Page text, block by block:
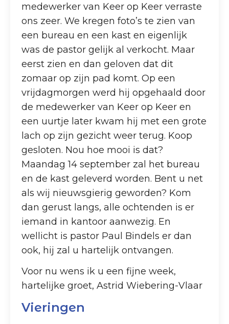
medewerker van Keer op Keer verraste
ons zeer. We kregen foto’s te zien van
een bureau en een kast en eigenlijk
was de pastor gelijk al verkocht. Maar
eerst zien en dan geloven dat dit
zomaar op zijn pad komt. Op een
vrijdagmorgen werd hij opgehaald door
de medewerker van Keer op Keer en
een uurtje later kwam hij met een grote
lach op zijn gezicht weer terug. Koop
gesloten. Nou hoe mooi is dat?
Maandag 14 september zal het bureau
en de kast geleverd worden. Bent u net
als wij nieuwsgierig geworden? Kom
dan gerust langs, alle ochtenden is er
iemand in kantoor aanwezig. En
wellicht is pastor Paul Bindels er dan
ook, hij zal u hartelijk ontvangen.
Voor nu wens ik u een fijne week,
hartelijke groet, Astrid Wiebering-Vlaar
Vieringen